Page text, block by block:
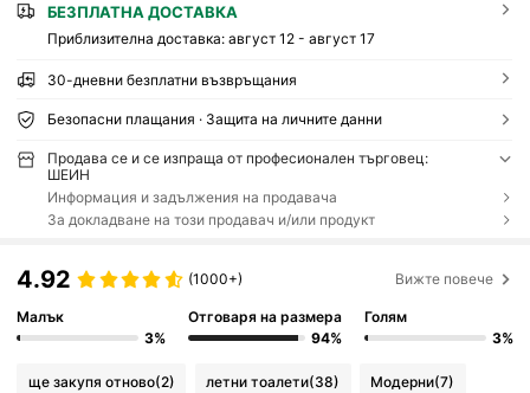
БЕЗПЛАТНА ДОСТАВКА
Приблизителна доставка: август 12 - август 17
30-дневни безплатни възвръщания
Безопасни плащания · Защита на личните данни
Продава се и се изпраща от професионален търговец:
ШЕИН
Информация и задължения на продавача
За докладване на този продавач и/или продукт
4.92 (1000+) Вижте повече
Малък
3%
Отговаря на размера
94%
Голям
3%
ще закупя отново(2) летни тоалети(38) Модерни(7)